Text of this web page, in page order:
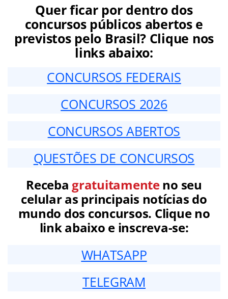
Quer ficar por dentro dos
concursos públicos abertos e
previstos pelo Brasil? Clique nos
links abaixo:
CONCURSOS FEDERAIS
CONCURSOS 2026
CONCURSOS ABERTOS
QUESTÕES DE CONCURSOS
Receba gratuitamenteno seu
celular as principais notícias do
mundo dos concursos. Clique no
link abaixo e inscreva-se:
WHATSAPP
TELEGRAM